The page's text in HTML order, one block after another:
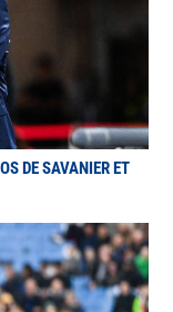
DE SAVANIER ET